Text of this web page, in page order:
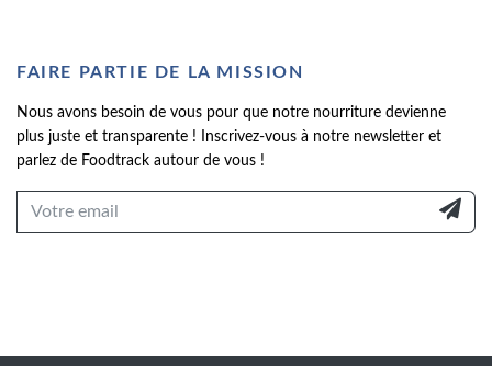
FAIRE PARTIE DE LA MISSION
Nous avons besoin de vous pour que notre nourriture devienne
plus juste et transparente ! Inscrivez-vous à notre newsletter et
parlez de Foodtrack autour de vous !